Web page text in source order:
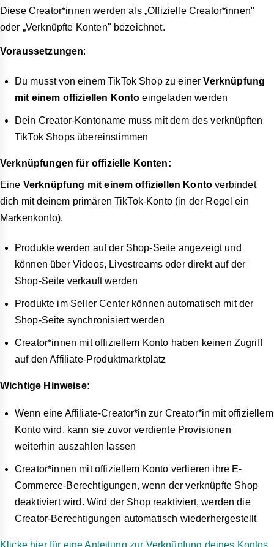
Diese Creator*innen werden als „Offizielle Creator*innen"
oder „Verknüpfte Konten" bezeichnet.
Voraussetzungen:
Du musst von einem TikTok Shop zu einerVerknüpfung
mit einem offiziellen Konto eingeladen werden
Dein Creator-Kontoname muss mit dem des verknüpften
TikTok Shops übereinstimmen
Verknüpfungen für offizielle Konten:
Eine Verknüpfung mit einem offiziellen Konto verbindet
dich mit deinem primären TikTok-Konto (in der Regel ein
Markenkonto).
Produkte werden auf der Shop-Seite angezeigt und
können über Videos, Livestreams oder direkt auf der
Shop-Seite verkauft werden
Produkte im Seller Center können automatisch mit der
Shop-Seite synchronisiert werden
Creator*innen mit offiziellem Konto haben keinen Zugriff
auf den Affiliate-Produktmarktplatz
Wichtige Hinweise:
Wenn eine Affiliate-Creator*in zur Creator*in mit offiziellem
Konto wird, kann sie zuvor verdiente Provisionen
weiterhin auszahlen lassen
Creator*innen mit offiziellem Konto verlieren ihre E-
Commerce-Berechtigungen, wenn der verknüpfte Shop
deaktiviert wird. Wird der Shop reaktiviert, werden die
Creator-Berechtigungen automatisch wiederhergestellt
Klicke hier für eine Anleitung zur Verknüpfung deines Kontos